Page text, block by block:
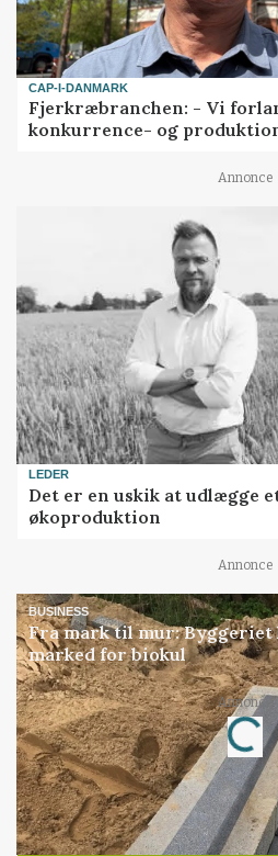
CAP-I-DANMARK
Fjerkræbranchen: - Vi
konkurrence- og
Annonce
LEDER
Det er en uskik at udlægge
økoproduktion
Annonce
BUSINESS
Fra mark til mur: Byggeriet
marked for biokul
Annonce